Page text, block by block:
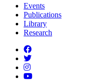
Events
Publications
Library
Research